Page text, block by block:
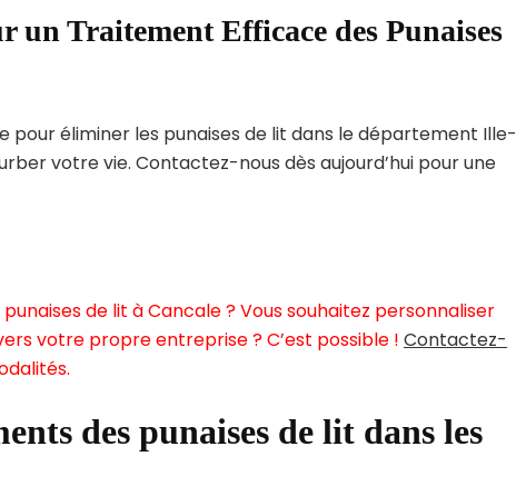
un Traitement Efficace des Punaises
éliminer les punaises de lit dans le département Ille-
votre vie. Contactez-nous dès aujourd’hui pour une
de lit à Cancale ? Vous souhaitez personnaliser
votre propre entreprise ? C’est possible ! Contactez-
des punaises de lit dans les